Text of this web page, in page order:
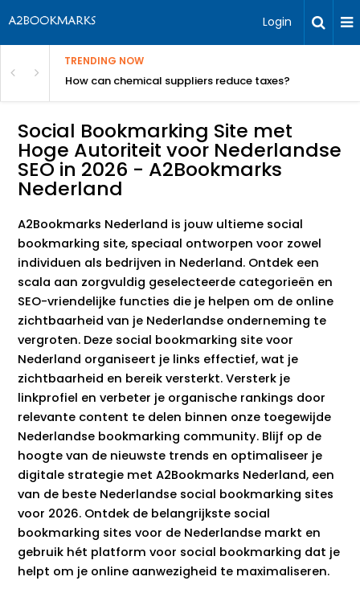
Login
TRENDING NOW
Rivals How can chemical suppliers reduce taxes?
Social Bookmarking Site met
Hoge Autoriteit voor Nederlandse
SEO in 2026 - A2Bookmarks
Nederland
A2Bookmarks Nederland is jouw ultieme social
bookmarking site, speciaal ontworpen voor zowel
individuen als bedrijven in Nederland. Ontdek een
scala aan zorgvuldig geselecteerde categorieën en
SEO-vriendelijke functies die je helpen om de online
zichtbaarheid van je Nederlandse onderneming te
vergroten. Deze social bookmarking site voor
Nederland organiseert je links effectief, wat je
zichtbaarheid en bereik versterkt. Versterk je
linkprofiel en verbeter je organische rankings door
relevante content te delen binnen onze toegewijde
Nederlandse bookmarking community. Blijf op de
hoogte van de nieuwste trends en optimaliseer je
digitale strategie met A2Bookmarks Nederland, een
van de beste Nederlandse social bookmarking sites
voor 2026. Ontdek de belangrijkste social
bookmarking sites voor de Nederlandse markt en
gebruik hét platform voor social bookmarking dat je
helpt om je online aanwezigheid te maximaliseren.